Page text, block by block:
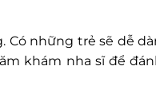
Có những trẻ sẽ dễ
khám nha sĩ để